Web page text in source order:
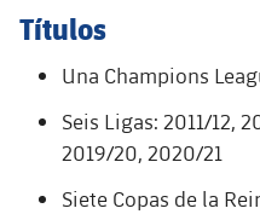
Clasificaciones
Resultados
Clasificaciones
Hockey Hierba
Plantilla
Rugby
Actualidad
Jugadores
Voleibol
plusicon
más
plusicon
más
Títulos
Una Champions
Seis Ligas: 2011/12,
2019/20, 2020/21
Siete Copas de la